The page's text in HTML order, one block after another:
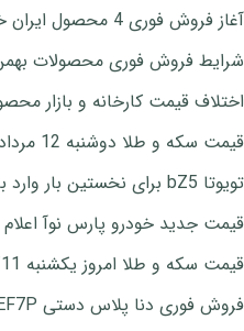
آغاز فروش فوری 4 محصول ایران خودرو در نمایندگی‌ها
شرایط فروش فوری محصولات بهمن
اختلاف قیمت کارخانه و بازار
قیمت سکه و طلا دوشنبه 12 مرداد 1405
تویوتا bZ5 برای نخستین بار وارد بازار ایران می‌شود
قیمت جدید خودرو پارس نوآ اعلام شد
قیمت سکه و طلا امروز یکشنبه 1405/05/11
فروش فوری دنا پلاس دستی EF7P (بدون قرعه کشی)